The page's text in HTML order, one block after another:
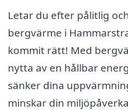
Letar du efter pålitlig
bergvärme i
kommit rätt! Med
nytta av en hållbar
sänker dina
minskar din